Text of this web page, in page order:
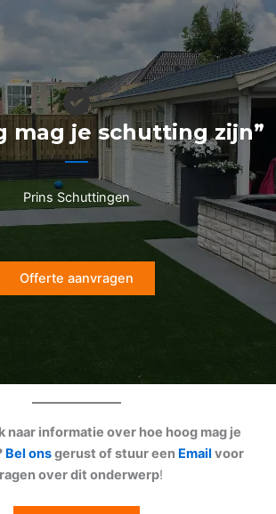
mag je schutting zijn”
Prins Schuttingen
Offerte aanvragen
naar informatie over hoe hoog mag je
Bel onsgerust of stuur een Email voor
over dit onderwerp!